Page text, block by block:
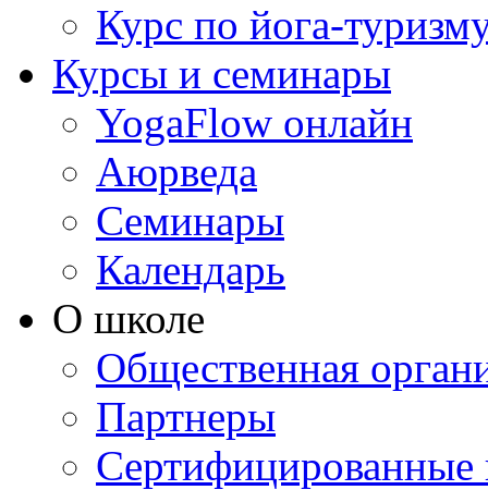
Курс по йога-
Курсы и семинары
YogaFlow онлайн
Аюрведа
Семинары
Календарь
О школе
Общественная
Партнеры
Сертифицированные